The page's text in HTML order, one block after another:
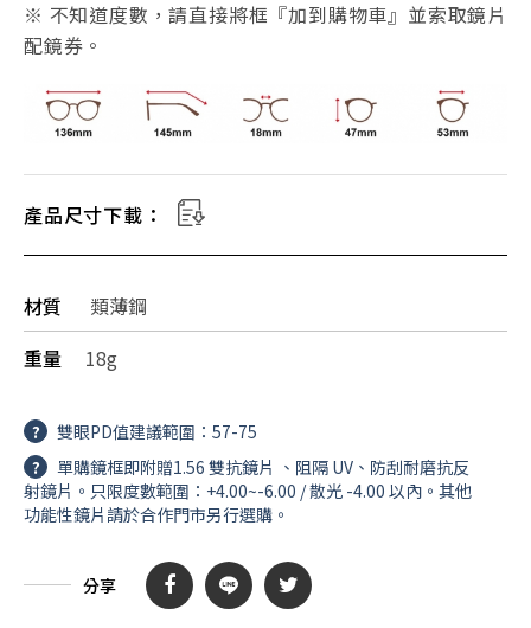
※ 不知道度數，請直接將框『加到購物車』並索取鏡片
配鏡券。
產品尺寸下載：
材質
類薄鋼
重量
18g
?
雙眼PD值建議範圍：57-75
?
單購鏡框即附贈1.56 雙抗鏡片 、阻隔 UV、防刮耐磨抗反
射鏡片。只限度數範圍：+4.00~-6.00 / 散光 -4.00 以內。其他
功能性鏡片請於合作門市另行選購。
分享